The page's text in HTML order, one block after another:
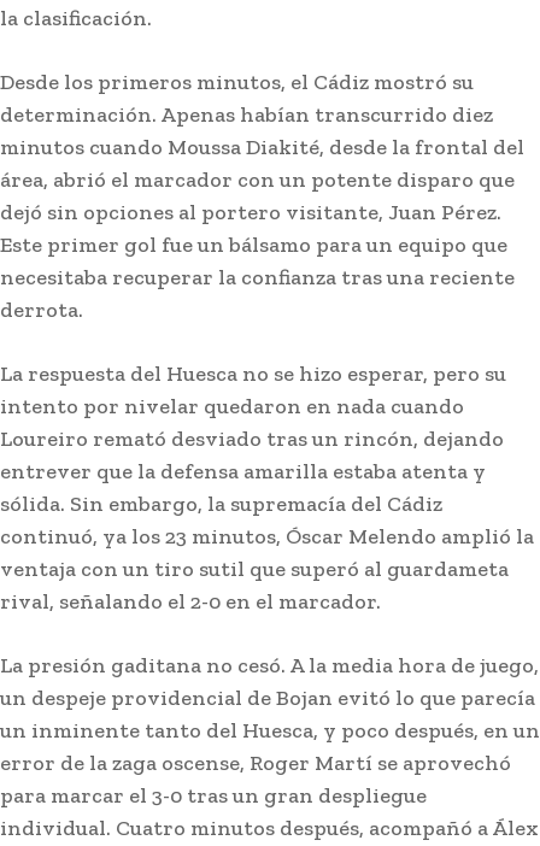
En portada
Controlado el incendio
forestal en San Roque
Actualidad
Diputación destaca la «relevancia» del Foro
Académico Europeo organizado por la
Academia San Dionisio
la clasificación.
Desde los primeros minutos, el Cádiz mostró su
determinación. Apenas habían transcurrido diez
minutos cuando Moussa Diakité, desde la frontal del
área, abrió el marcador con un potente disparo que
dejó sin opciones al portero visitante, Juan Pérez.
Este primer gol fue un bálsamo para un equipo que
necesitaba recuperar la confianza tras una reciente
derrota.
La respuesta del Huesca no se hizo esperar, pero su
intento por nivelar quedaron en nada cuando
Loureiro remató desviado tras un rincón, dejando
entrever que la defensa amarilla estaba atenta y
sólida. Sin embargo, la supremacía del Cádiz
continuó, ya los 23 minutos, Óscar Melendo amplió la
ventaja con un tiro sutil que superó al guardameta
rival, señalando el 2-0 en el marcador.
La presión gaditana no cesó. A la media hora de juego,
un despeje providencial de Bojan evitó lo que parecía
un inminente tanto del Huesca, y poco después, en un
error de la zaga oscense, Roger Martí se aprovechó
para marcar el 3-0 tras un gran despliegue
individual. Cuatro minutos después, acompañó a Álex